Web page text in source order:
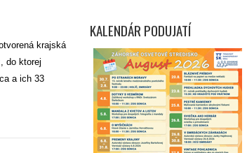
krajská
do ktorej
a ich 33
KALENDÁR PODUJATÍ